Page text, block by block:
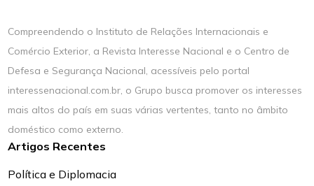
Compreendendo o Instituto de Relações Internacionais e
Comércio Exterior, a Revista Interesse Nacional e o Centro de
Defesa e Segurança Nacional, acessíveis pelo portal
interessenacional.com.br, o Grupo busca promover os interesses
mais altos do país em suas várias vertentes, tanto no âmbito
doméstico como externo.
Artigos Recentes
Política e Diplomacia